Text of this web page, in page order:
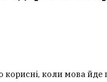
корисні, коли мова